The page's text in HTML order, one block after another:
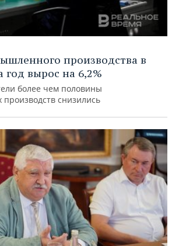
производства в
год вырос на 6,2%
более чем половины
снизились